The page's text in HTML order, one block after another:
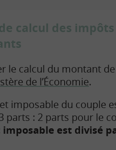
calcul des
le calcul du montant
de l’Économie.
imposable du couple
parts : 2 parts pour le
est divisé